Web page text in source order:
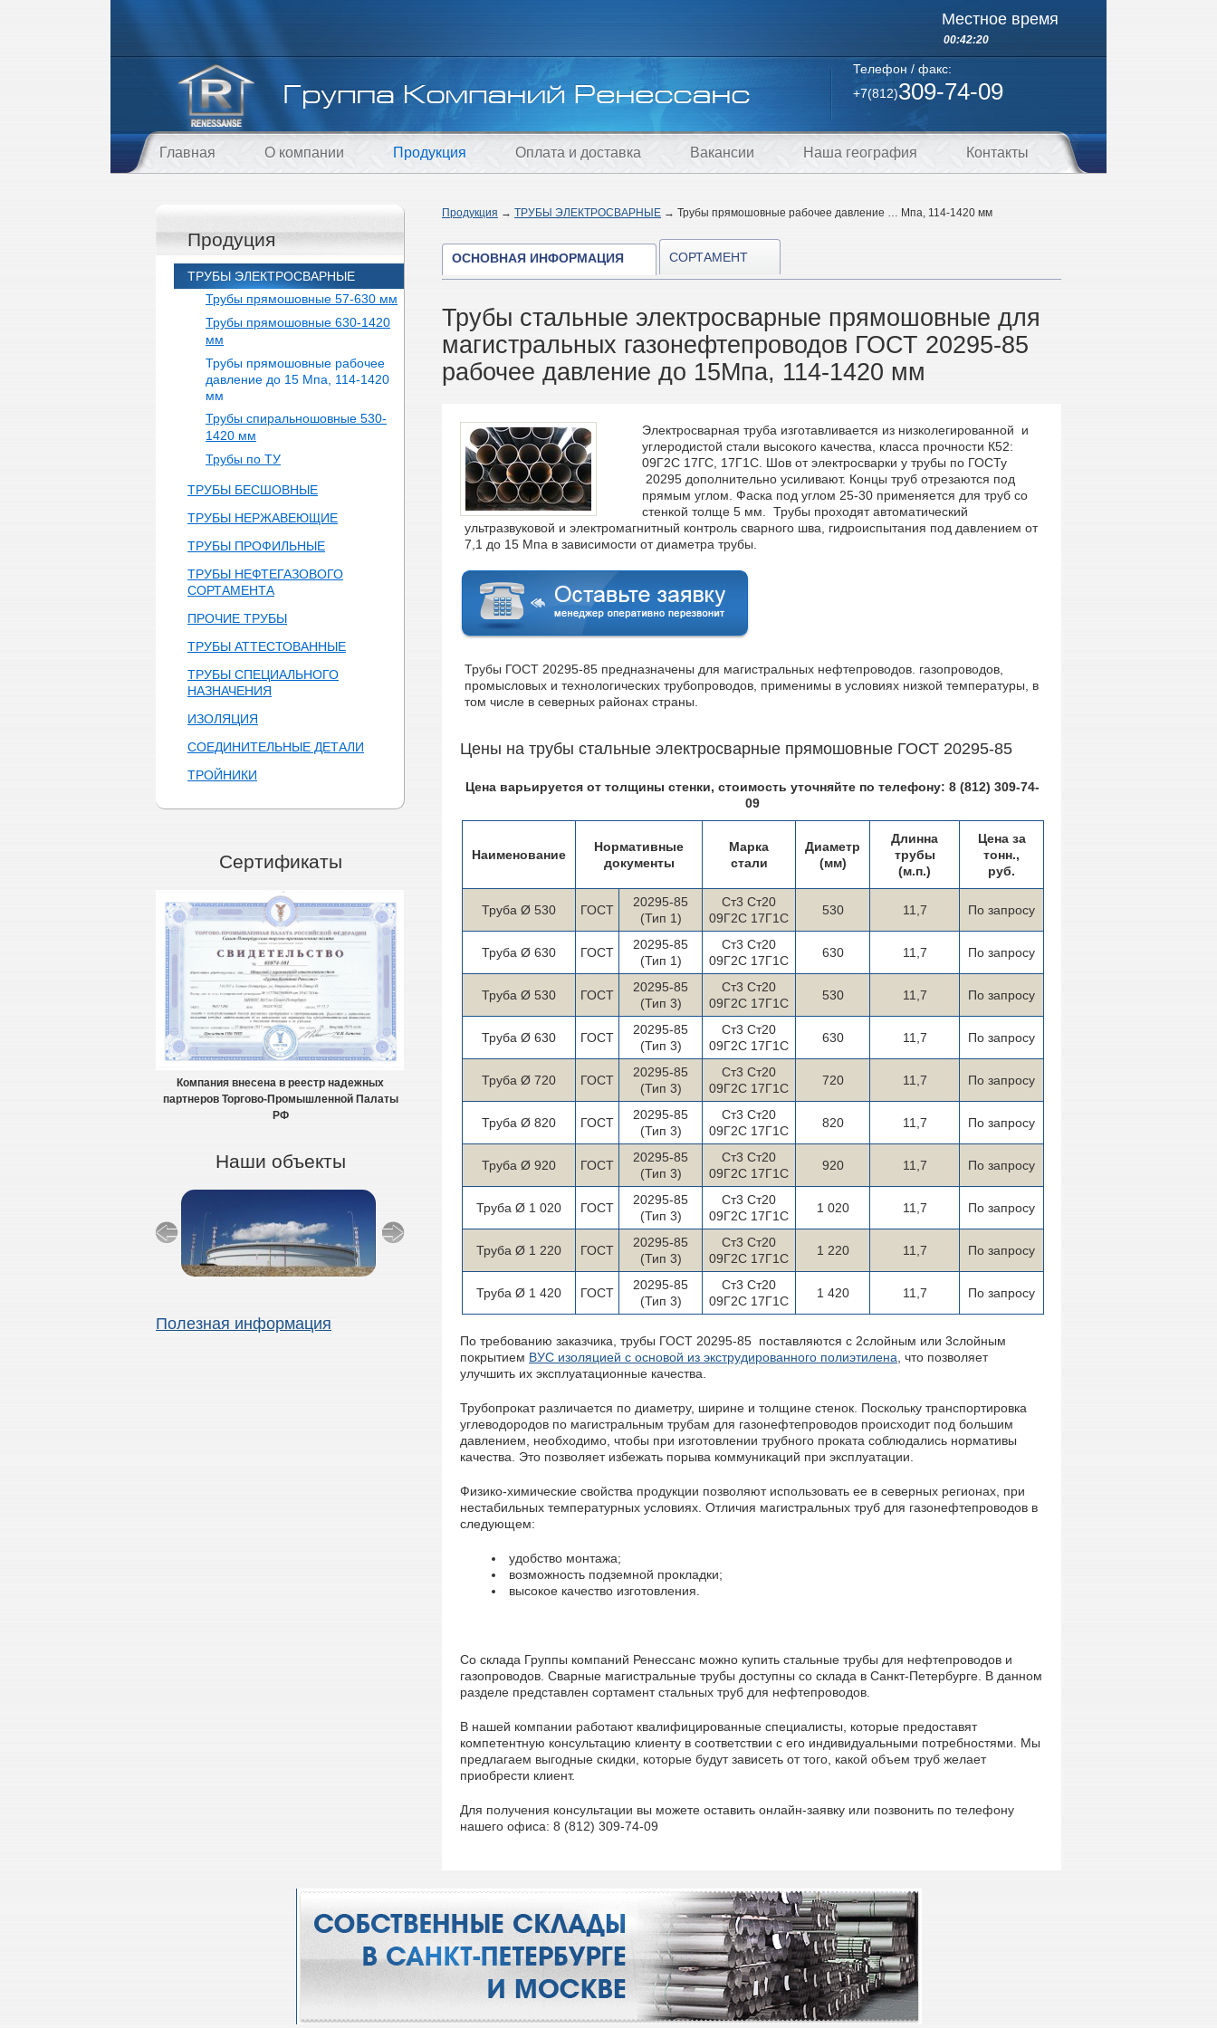
Местное время
00:42:20
Телефон / факс:
+7(812)309-74-09
Главная О компании Продукция Оплата и доставка Вакансии Наша география Контакты
Продуция
ТРУБЫ ЭЛЕКТРОСВАРНЫЕ
Трубы прямошовные 57-630 мм
Трубы прямошовные 630-1420
мм
Трубы прямошовные рабочее
давление до 15 Мпа, 114-1420
мм
Трубы cпиральношовные 530-
1420 мм
Трубы по ТУ
ТРУБЫ БЕСШОВНЫЕ
ТРУБЫ НЕРЖАВЕЮЩИЕ
ТРУБЫ ПРОФИЛЬНЫЕ
ТРУБЫ НЕФТЕГАЗОВОГО
СОРТАМЕНТА
ПРОЧИЕ ТРУБЫ
ТРУБЫ АТТЕСТОВАННЫЕ
ТРУБЫ СПЕЦИАЛЬНОГО
НАЗНАЧЕНИЯ
ИЗОЛЯЦИЯ
СОЕДИНИТЕЛЬНЫЕ ДЕТАЛИ
ТРОЙНИКИ
Сертификаты
Компания внесена в реестр надежных
партнеров Торгово-Промышленной Палаты
РФ
Наши объекты
Полезная информация
Продукция → ТРУБЫ ЭЛЕКТРОСВАРНЫЕ → Трубы прямошовные рабочее давление … Мпа, 114-1420 мм
ОСНОВНАЯ ИНФОРМАЦИЯ СОРТАМЕНТ
Трубы стальные электросварные прямошовные для
магистральных газонефтепроводов ГОСТ 20295-85
рабочее давление до 15Мпа, 114-1420 мм
Электросварная труба изготавливается из низколегированной и
углеродистой стали высокого качества, класса прочности К52:
09Г2С 17ГС, 17Г1С. Шов от электросварки у трубы по ГОСТу
20295 дополнительно усиливают. Концы труб отрезаются под
прямым углом. Фаска под углом 25-30 применяется для труб со
стенкой толще 5 мм. Трубы проходят автоматический
ультразвуковой и электромагнитный контроль сварного шва, гидроиспытания под давлением от
7,1 до 15 Мпа в зависимости от диаметра трубы.
Трубы ГОСТ 20295-85 предназначены для магистральных нефтепроводов. газопроводов,
промысловых и технологических трубопроводов, применимы в условиях низкой температуры, в
том числе в северных районах страны.
Цены на трубы стальные электросварные прямошовные ГОСТ 20295-85
Цена варьируется от толщины стенки, стоимость уточняйте по телефону: 8 (812) 309-74-
09
Наименование
Нормативные
документы
Марка
стали
Диаметр
(мм)
Длинна
трубы
(м.п.)
Цена за
тонн.,
руб.
Труба Ø 530 ГОСТ
20295-85
(Тип 1)
Ст3 Ст20
09Г2С 17Г1С
530 11,7 По запросу
Труба Ø 630 ГОСТ
20295-85
(Тип 1)
Ст3 Ст20
09Г2С 17Г1С
630 11,7 По запросу
Труба Ø 530 ГОСТ
20295-85
(Тип 3)
Ст3 Ст20
09Г2С 17Г1С
530 11,7 По запросу
Труба Ø 630 ГОСТ
20295-85
(Тип 3)
Ст3 Ст20
09Г2С 17Г1С
630 11,7 По запросу
Труба Ø 720 ГОСТ
20295-85
(Тип 3)
Ст3 Ст20
09Г2С 17Г1С
720 11,7 По запросу
Труба Ø 820 ГОСТ
20295-85
(Тип 3)
Ст3 Ст20
09Г2С 17Г1С
820 11,7 По запросу
Труба Ø 920 ГОСТ
20295-85
(Тип 3)
Ст3 Ст20
09Г2С 17Г1С
920 11,7 По запросу
Труба Ø 1 020 ГОСТ
20295-85
(Тип 3)
Ст3 Ст20
09Г2С 17Г1С
1 020 11,7 По запросу
Труба Ø 1 220 ГОСТ
20295-85
(Тип 3)
Ст3 Ст20
09Г2С 17Г1С
1 220 11,7 По запросу
Труба Ø 1 420 ГОСТ
20295-85
(Тип 3)
Ст3 Ст20
09Г2С 17Г1С
1 420 11,7 По запросу
По требованию заказчика, трубы ГОСТ 20295-85 поставляются с 2слойным или 3слойным
покрытием ВУС изоляцией с основой из экструдированного полиэтилена , что позволяет
улучшить их эксплуатационные качества.
Трубопрокат различается по диаметру, ширине и толщине стенок. Поскольку транспортировка
углеводородов по магистральным трубам для газонефтепроводов происходит под большим
давлением, необходимо, чтобы при изготовлении трубного проката соблюдались нормативы
качества. Это позволяет избежать порыва коммуникаций при эксплуатации.
Физико-химические свойства продукции позволяют использовать ее в северных регионах, при
нестабильных температурных условиях. Отличия магистральных труб для газонефтепроводов в
следующем:
удобство монтажа;
возможность подземной прокладки;
высокое качество изготовления.
Со склада Группы компаний Ренессанс можно купить стальные трубы для нефтепроводов и
газопроводов. Сварные магистральные трубы доступны со склада в Санкт-Петербурге. В данном
разделе представлен сортамент стальных труб для нефтепроводов.
В нашей компании работают квалифицированные специалисты, которые предоставят
компетентную консультацию клиенту в соответствии с его индивидуальными потребностями. Мы
предлагаем выгодные скидки, которые будут зависеть от того, какой объем труб желает
приобрести клиент.
Для получения консультации вы можете оставить онлайн-заявку или позвонить по телефону
нашего офиса: 8 (812) 309-74-09